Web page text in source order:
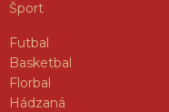
Šport
Futbal
Basketbal
Florbal
Hádzaná